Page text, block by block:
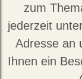
zum
jederzeit
Adresse an
Ihnen ein